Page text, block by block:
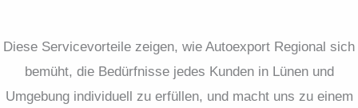
Diese Servicevorteile zeigen, wie Autoexport Regional sich
bemüht, die Bedürfnisse jedes Kunden in Lünen und
Umgebung individuell zu erfüllen, und macht uns zu einem